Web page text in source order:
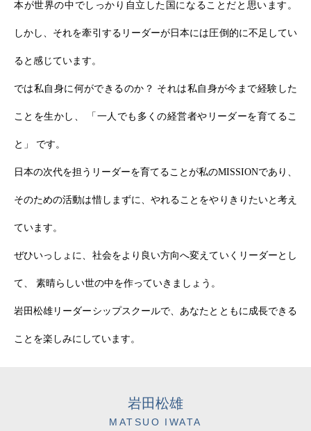
本が世界の中でしっかり自立した国になることだと思います。
しかし、それを牽引するリーダーが日本には圧倒的に不足してい
ると感じています。
では私自身に何ができるのか？ それは私自身が今まで経験した
ことを生かし、 「一人でも多くの経営者やリーダーを育てるこ
と」 です。
日本の次代を担うリーダーを育てることが私のMISSIONであり、
そのための活動は惜しまずに、やれることをやりきりたいと考え
ています。
ぜひいっしょに、社会をより良い方向へ変えていくリーダーとし
て、 素晴らしい世の中を作っていきましょう。
岩田松雄リーダーシップスクールで、あなたとともに成長できる
ことを楽しみにしています。
岩田松雄
MATSUO IWATA